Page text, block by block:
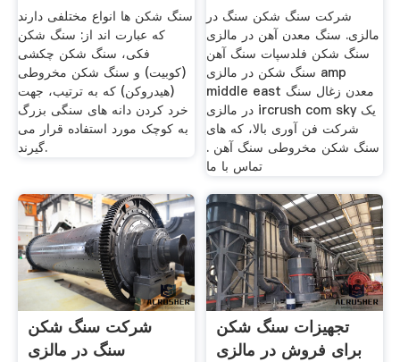
سنگ شکن ها انواع مختلفی دارند
که عبارت اند از:‌ سنگ شکن
فکی، سنگ شکن چکشی
(کوبیت)‌ و سنگ شکن مخروطی
(هیدروکن)‌ که به ترتیب، جهت
خرد کردن دانه های سنگی بزرگ
به کوچک مورد استفاده قرار می
گیرند.
شرکت سنگ شکن سنگ در
مالزی. سنگ معدن آهن در مالزی
سنگ شکن فلدسپات سنگ آهن
سنگ شکن در مالزی amp
middle east معدن زغال سنگ
در مالزی ircrush com sky یک
شرکت فن آوری بالا، که های
سنگ شکن مخروطی سنگ آهن .
تماس با ما
شرکت سنگ شکن
سنگ در مالزی
تجهیزات سنگ شکن
برای فروش در مالزی